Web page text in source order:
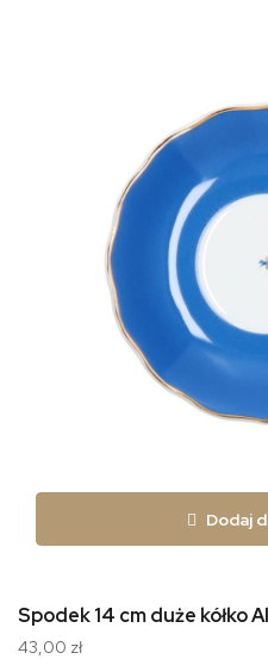
Dodaj
Spodek 14 cm duże kółko
43,00 zł